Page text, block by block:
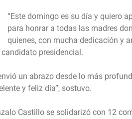
“Este domingo es su día y quiero
para honrar a todas las madres
quienes, con mucha dedicación y
presidencial.
un abrazo desde lo más
y feliz día”, sostuvo.
Castillo se solidarizó con 12